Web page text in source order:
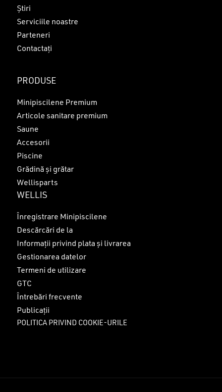
Știri
Serviciile noastre
Parteneri
Contactați
PRODUSE
Minipiscilene Premium
Articole sanitare premium
Saune
Accesorii
Piscine
Grădină și grătar
Wellisparts
WELLIS
Înregistrare Minipiscilene
Descărcări de la
Informații privind plata și livrarea
Gestionarea datelor
Termeni de utilizare
GTC
Întrebări frecvente
Publicații
POLITICA PRIVIND COOKIE-URILE